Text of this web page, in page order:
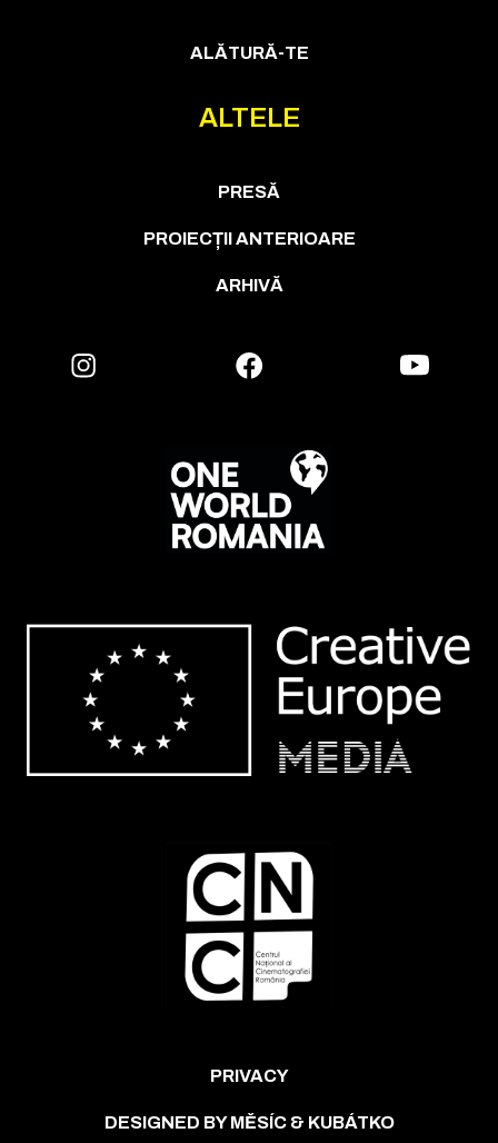
ALĂTURĂ-TE
ALTELE
PRESĂ
PROIECȚII ANTERIOARE
ARHIVĂ
PRIVACY
DESIGNED BY MĚSÍC & KUBÁTKO